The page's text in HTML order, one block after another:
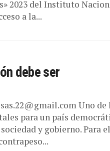
2023 del Instituto
a la...
debe ser
Uno de
para un país
y gobierno. Para